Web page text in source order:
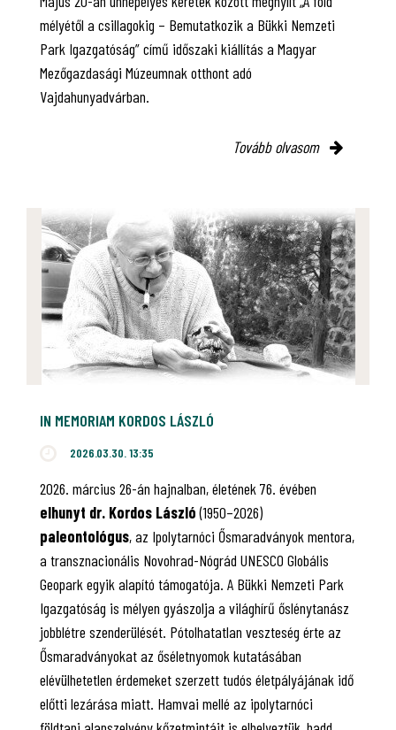
mélyétől a csillagokig – Bemutatkozik a Bükki Nemzeti
Park Igazgatóság” című időszaki kiállítás a Magyar
Mezőgazdasági Múzeumnak otthont adó
Vajdahunyadvárban.
Tovább olvasom
IN MEMORIAM KORDOS LÁSZLÓ
2026.03.30. 13:35
2026. március 26-án hajnalban, életének 76. évében
elhunyt dr. Kordos László(1950–2026)
paleontológus, az Ipolytarnóci Ősmaradványok mentora,
a transznacionális Novohrad-Nógrád UNESCO Globális
Geopark egyik alapító támogatója. A Bükki Nemzeti Park
Igazgatóság is mélyen gyászolja a világhírű őslénytanász
jobblétre szenderülését. Pótolhatatlan veszteség érte az
Ősmaradványokat az őséletnyomok kutatásában
elévülhetetlen érdemeket szerzett tudós életpályájának idő
előtti lezárása miatt. Hamvai mellé az ipolytarnóci